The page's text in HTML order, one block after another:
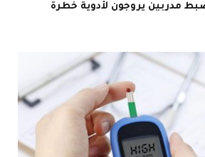
مدربين يروجون لأدوية خطرة